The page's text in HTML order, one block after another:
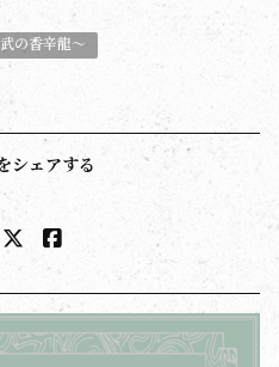
の香辛龍～
シェアする